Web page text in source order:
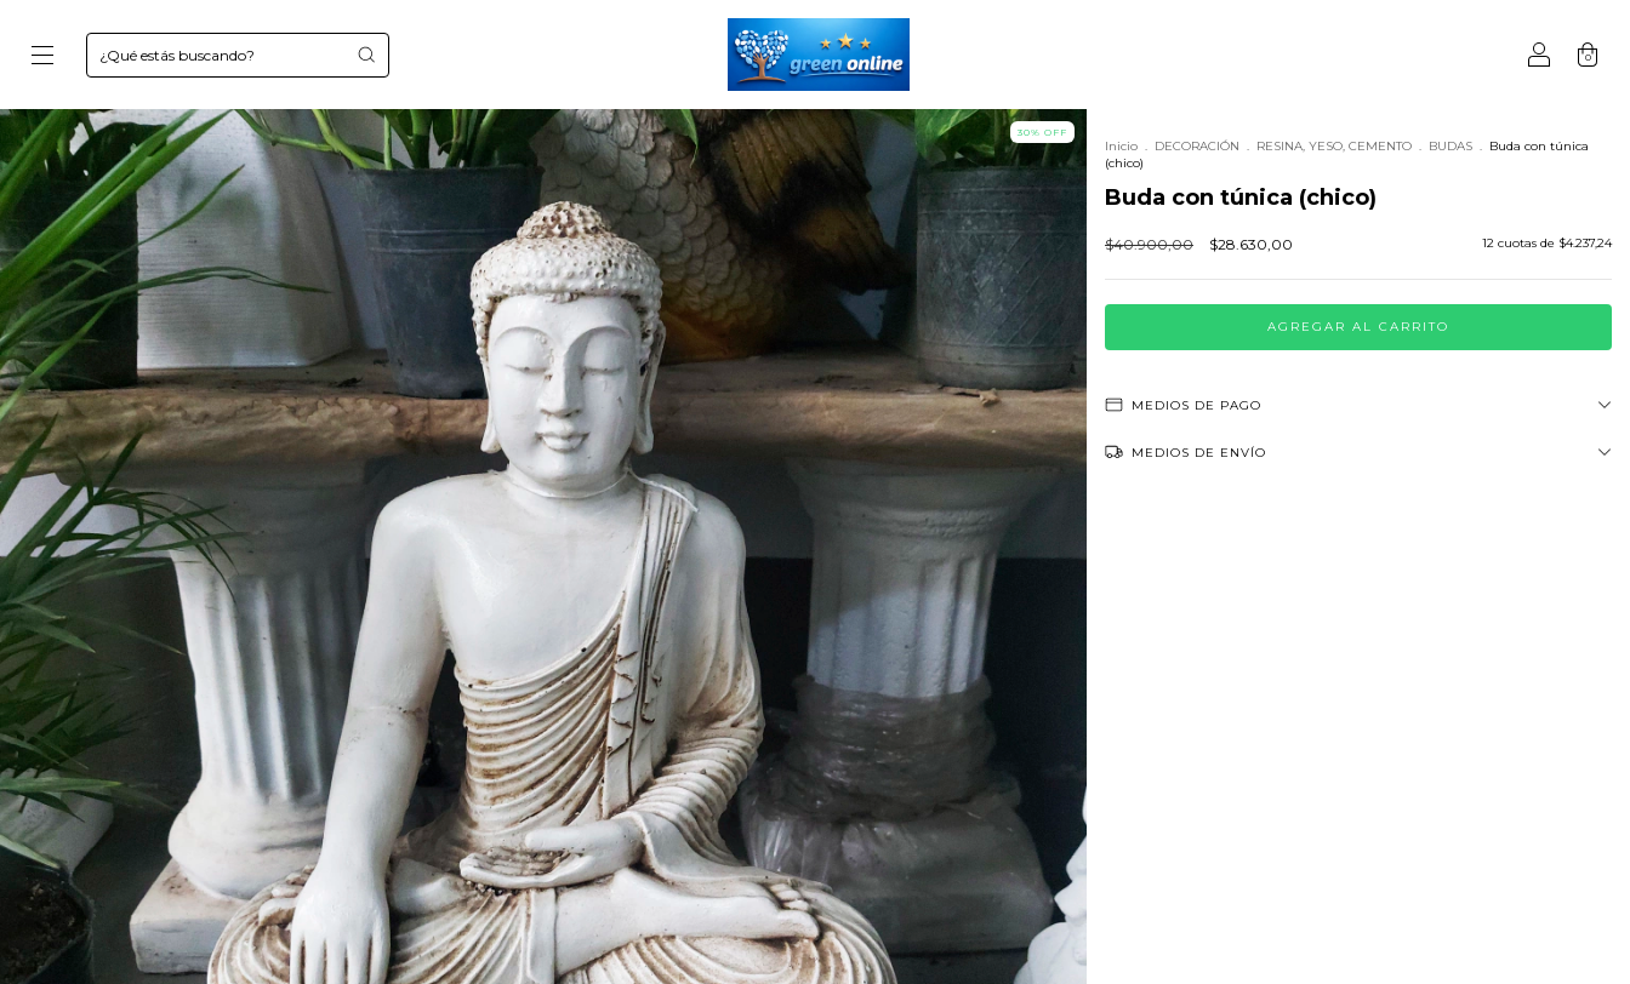
0
30% OFF
Inicio . DECORACIÓN . RESINA, YESO, CEMENTO . BUDAS . Buda con túnica
(chico)
Buda con túnica (chico)
$40.900,00 $28.630,00 12 cuotas de $4.237,24
MEDIOS DE PAGO
MEDIOS DE ENVÍO